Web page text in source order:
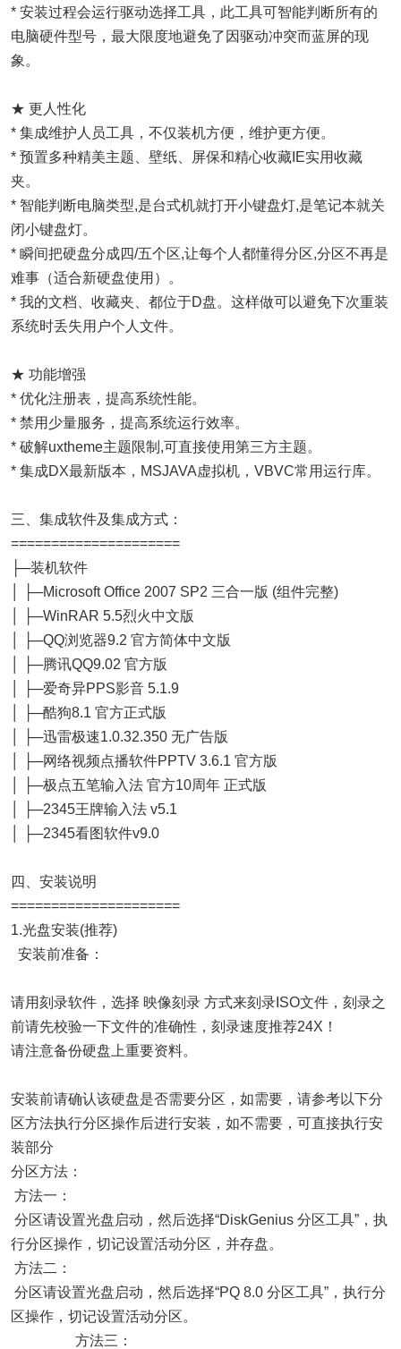
* 安装过程会运行驱动选择工具，此工具可智能判断所有的
电脑硬件型号，最大限度地避免了因驱动冲突而蓝屏的现
象。
★ 更人性化
* 集成维护人员工具，不仅装机方便，维护更方便。
* 预置多种精美主题、壁纸、屏保和精心收藏IE实用收藏
夹。
* 智能判断电脑类型,是台式机就打开小键盘灯,是笔记本就关
闭小键盘灯。
* 瞬间把硬盘分成四/五个区,让每个人都懂得分区,分区不再是
难事（适合新硬盘使用）。
* 我的文档、收藏夹、都位于D盘。这样做可以避免下次重装
系统时丢失用户个人文件。
★ 功能增强
* 优化注册表，提高系统性能。
* 禁用少量服务，提高系统运行效率。
* 破解uxtheme主题限制,可直接使用第三方主题。
* 集成DX最新版本，MSJAVA虚拟机，VBVC常用运行库。
三、集成软件及集成方式：
=====================
├─装机软件
│ ├─Microsoft Office 2007 SP2 三合一版 (组件完整)
│ ├─WinRAR 5.5烈火中文版
│ ├─QQ浏览器9.2 官方简体中文版
│ ├─腾讯QQ9.02 官方版
│ ├─爱奇异PPS影音 5.1.9
│ ├─酷狗8.1 官方正式版
│ ├─迅雷极速1.0.32.350 无广告版
│ ├─网络视频点播软件PPTV 3.6.1 官方版
│ ├─极点五笔输入法 官方10周年 正式版
│ ├─2345王牌输入法 v5.1
│ ├─2345看图软件v9.0
四、安装说明
=====================
1.光盘安装(推荐)
安装前准备：
请用刻录软件，选择 映像刻录 方式来刻录ISO文件，刻录之
前请先校验一下文件的准确性，刻录速度推荐24X！
请注意备份硬盘上重要资料。
安装前请确认该硬盘是否需要分区，如需要，请参考以下分
区方法执行分区操作后进行安装，如不需要，可直接执行安
装部分
分区方法：
方法一：
分区请设置光盘启动，然后选择“DiskGenius 分区工具”，执
行分区操作，切记设置活动分区，并存盘。
方法二：
分区请设置光盘启动，然后选择“PQ 8.0 分区工具”，执行分
区操作，切记设置活动分区。
方法三：